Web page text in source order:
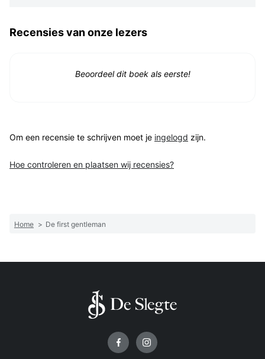
Recensies van onze lezers
Beoordeel dit boek als eerste!
Om een recensie te schrijven moet je ingelogd zijn.
Hoe controleren en plaatsen wij recensies?
Home > De first gentleman